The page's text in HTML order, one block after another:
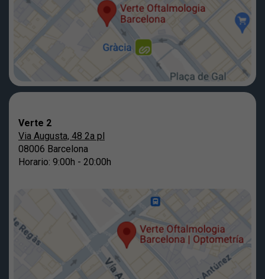
Verte 2
Via Augusta, 48 2a pl
08006 Barcelona
Horario: 9:00h - 20:00h